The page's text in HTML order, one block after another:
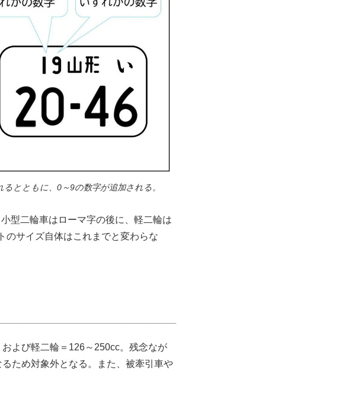
とともに、0～9の数字が追加される。
型二輪車はローマ字の後に、軽二輪は
のサイズ自体はこれまでと変わらな
よび軽二輪＝126～250cc。残念なが
ため対象外となる。また、被牽引車や